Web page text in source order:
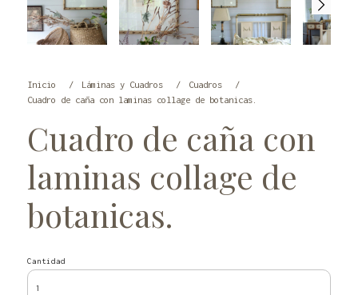
Inicio Láminas y Cuadros
Cuadros
Cuadro de caña con laminas collage de botanicas.
Cuadro de caña con
laminas collage de
botanicas.
Cantidad